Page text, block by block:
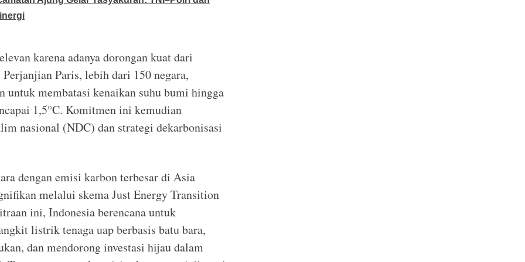
karena adanya dorongan kuat dari
Paris, lebih dari 150 negara,
untuk membatasi kenaikan suhu bumi hingga
1,5°C. Komitmen ini kemudian
nasional (NDC) dan strategi dekarbonisasi
dengan emisi karbon terbesar di Asia
melalui skema Just Energy Transition
ini, Indonesia berencana untuk
listrik tenaga uap berbasis batu bara,
dan mendorong investasi hijau dalam